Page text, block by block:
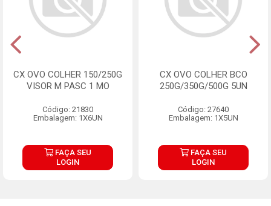
CX OVO COLHER 150/250G
VISOR M PASC 1 MO
Código: 21830
Embalagem: 1X6UN
FAÇA SEU
LOGIN
CX OVO COLHER BCO
250G/350G/500G 5UN
Código: 27640
Embalagem: 1X5UN
FAÇA SEU
LOGIN